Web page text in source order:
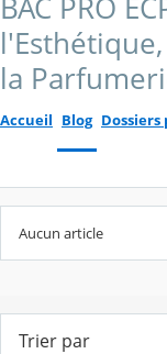
BAC PRO
la
Accueil Blog Dossiers
Aucun article
Trier par